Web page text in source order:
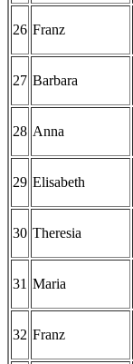
26 Franz
27 Barbara
28 Anna
29 Elisabeth
30 Theresia
31 Maria
32 Franz